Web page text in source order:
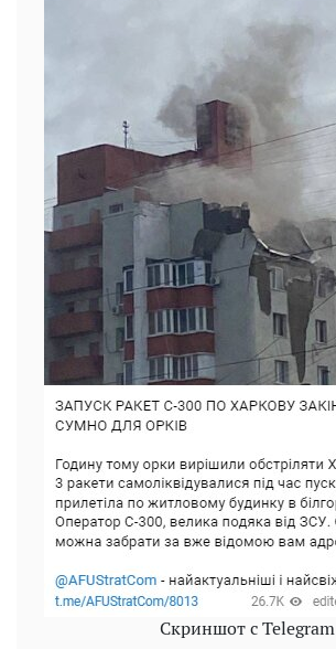
Скриншот с Telegram